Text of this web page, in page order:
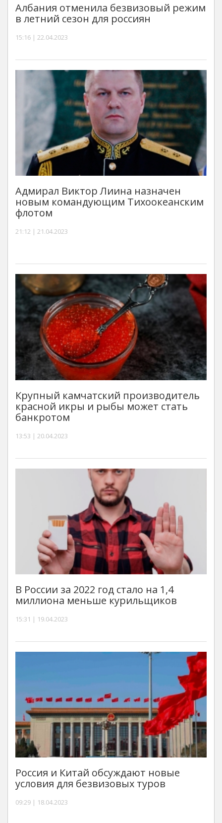
Албания отменила безвизовый режим
в летний сезон для россиян
15:16 | 22.04.2023
Адмирал Виктор Лиина назначен
новым командующим Тихоокеанским
флотом
21:12 | 21.04.2023
Крупный камчатский производитель
красной икры и рыбы может стать
банкротом
13:53 | 20.04.2023
В России за 2022 год стало на 1,4
миллиона меньше курильщиков
15:31 | 19.04.2023
Россия и Китай обсуждают новые
условия для безвизовых туров
09:29 | 18.04.2023